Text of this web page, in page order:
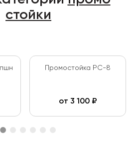
стойки
Промостойка PC-8
от 3 100₽